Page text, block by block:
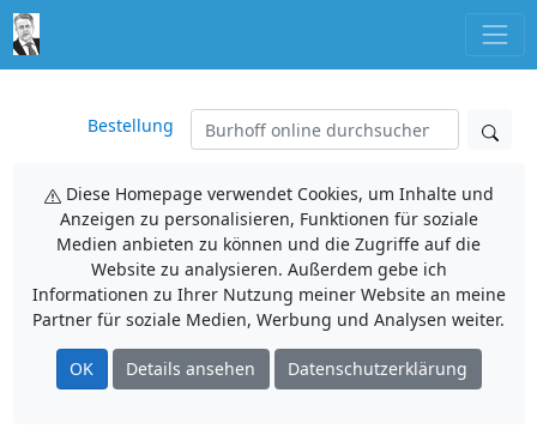
Bestellung
Diese Homepage verwendet Cookies, um Inhalte und
Anzeigen zu personalisieren, Funktionen für soziale
Medien anbieten zu können und die Zugriffe auf die
Website zu analysieren. Außerdem gebe ich
Informationen zu Ihrer Nutzung meiner Website an meine
Partner für soziale Medien, Werbung und Analysen weiter.
OK Details ansehen Datenschutzerklärung